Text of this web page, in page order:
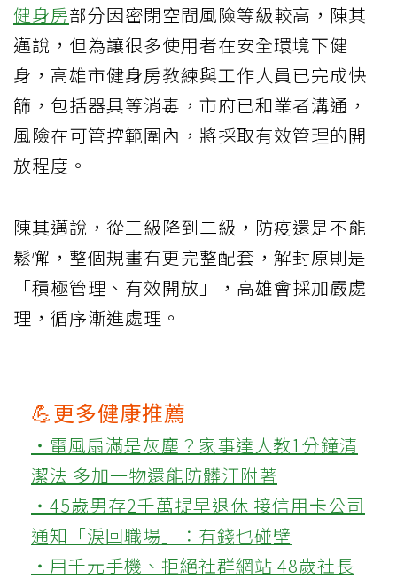
健身房部分因密閉空間風險等級較高，陳其
邁說，但為讓很多使用者在安全環境下健
身，高雄市健身房教練與工作人員已完成快
篩，包括器具等消毒，市府已和業者溝通，
風險在可管控範圍內，將採取有效管理的開
放程度。
陳其邁說，從三級降到二級，防疫還是不能
鬆懈，整個規畫有更完整配套，解封原則是
「積極管理、有效開放」，高雄會採加嚴處
理，循序漸進處理。
💪更多健康推薦
‧電風扇滿是灰塵？家事達人教1分鐘清
潔法 多加一物還能防髒汙附著
‧45歲男存2千萬提早退休 接信用卡公司
通知「淚回職場」：有錢也碰壁
‧用千元手機、拒絕社群網站 48歲社長